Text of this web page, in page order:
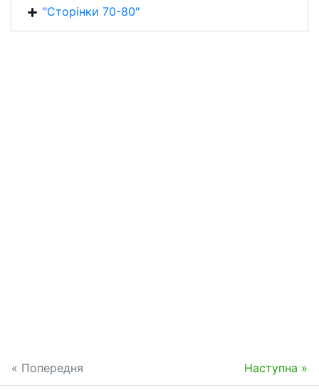
"Сторінки 70-80"
« Попередня Наступна »